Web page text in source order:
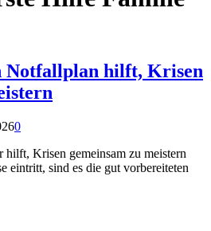
Notfallplan hilft, Krisen
0
Krisen gemeinsam zu meistern
eintritt, sind es die gut vorbereiteten